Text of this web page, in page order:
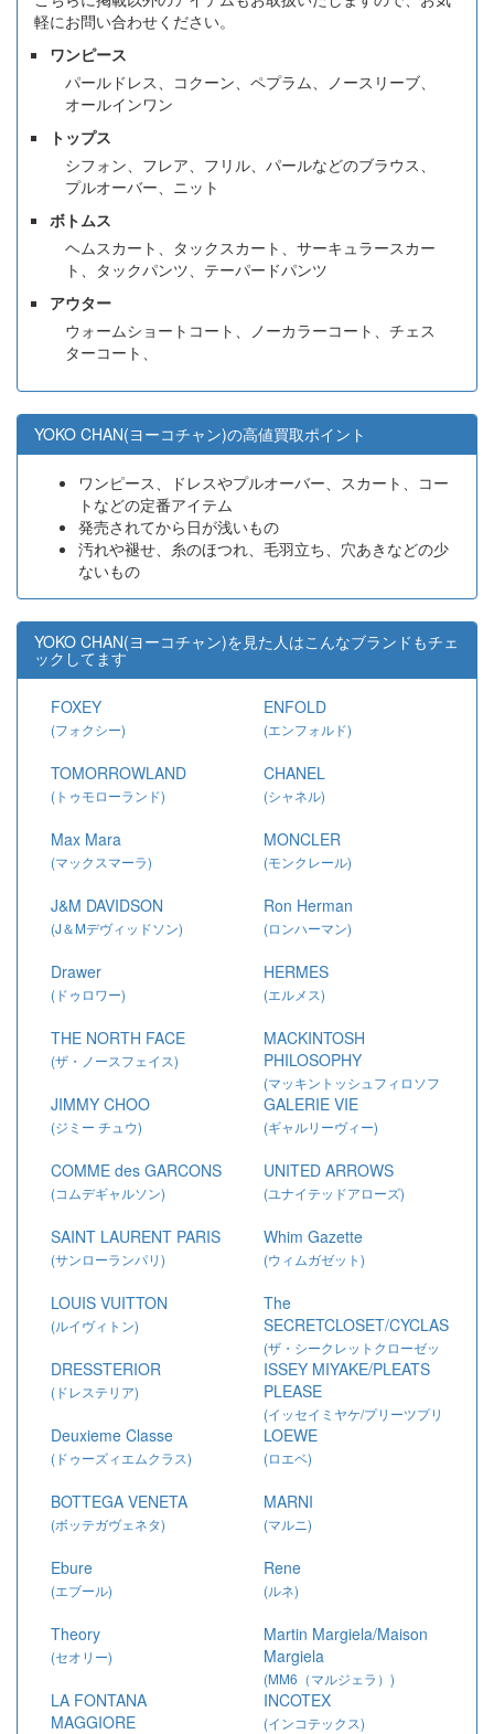
軽にお問い合わせください。
ワンピース
パールドレス、コクーン、ペプラム、ノースリーブ、
オールインワン
トップス
シフォン、フレア、フリル、パールなどのブラウス、
プルオーバー、ニット
ボトムス
ヘムスカート、タックスカート、サーキュラースカー
ト、タックパンツ、テーパードパンツ
アウター
ウォームショートコート、ノーカラーコート、チェス
ターコート、
YOKO CHAN(ヨーコチャン)の高値買取ポイント
ワンピース、ドレスやプルオーバー、スカート、コー
トなどの定番アイテム
発売されてから日が浅いもの
汚れや褪せ、糸のほつれ、毛羽立ち、穴あきなどの少
ないもの
YOKO CHAN(ヨーコチャン)を見た人はこんなブランドもチェ
ックしてます
FOXEY
(フォクシー)
ENFOLD
(エンフォルド)
TOMORROWLAND
(トゥモローランド)
CHANEL
(シャネル)
Max Mara
(マックスマーラ)
MONCLER
(モンクレール)
J&M DAVIDSON
(J＆Mデヴィッドソン)
Ron Herman
(ロンハーマン)
Drawer
(ドゥロワー)
HERMES
(エルメス)
THE NORTH FACE
(ザ・ノースフェイス)
MACKINTOSH
PHILOSOPHY
(マッキントッシュフィロソフ
ィー)
JIMMY CHOO
(ジミー チュウ)
GALERIE VIE
(ギャルリーヴィー)
COMME des GARCONS
(コムデギャルソン)
UNITED ARROWS
(ユナイテッドアローズ)
SAINT LAURENT PARIS
(サンローランパリ)
Whim Gazette
(ウィムガゼット)
LOUIS VUITTON
(ルイヴィトン)
The
SECRETCLOSET/CYCLAS
(ザ・シークレットクローゼッ
ト/シクラス)
DRESSTERIOR
(ドレステリア)
ISSEY MIYAKE/PLEATS
PLEASE
(イッセイミヤケ/プリーツプリ
ーズ)
Deuxieme Classe
(ドゥーズィエムクラス)
LOEWE
(ロエベ)
BOTTEGA VENETA
(ボッテガヴェネタ)
MARNI
(マルニ)
Ebure
(エブール)
Rene
(ルネ)
Theory
(セオリー)
Martin Margiela/Maison
Margiela
(MM6（マルジェラ）)
LA FONTANA
MAGGIORE
INCOTEX
(インコテックス)